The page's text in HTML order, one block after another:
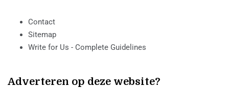
Contact
Sitemap
Write for Us - Complete Guidelines
Adverteren op deze website?